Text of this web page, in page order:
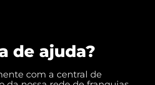
de ajuda?
com a central de